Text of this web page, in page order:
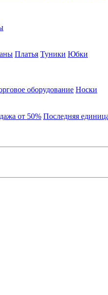
Платья Туники Юбки
оборудование Носки
от 50% Последняя